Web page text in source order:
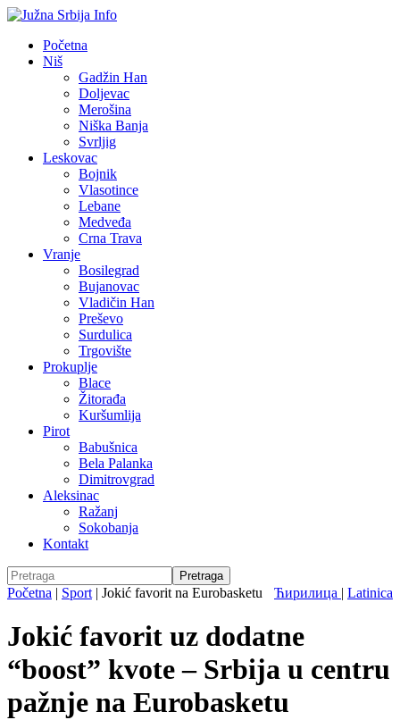
Početna
Niš
Gadžin Han
Doljevac
Merošina
Niška Banja
Svrljig
Leskovac
Bojnik
Vlasotince
Lebane
Medveđa
Crna Trava
Vranje
Bosilegrad
Bujanovac
Vladičin Han
Preševo
Surdulica
Trgovište
Prokuplje
Blace
Žitorađa
Kuršumlija
Pirot
Babušnica
Bela Palanka
Dimitrovgrad
Aleksinac
Ražanj
Sokobanja
Kontakt
Ћирилица | Latinica
Početna | Sport | Jokić favorit na Eurobasketu
Jokić favorit uz dodatne
“boost” kvote – Srbija u centru
pažnje na Eurobasketu